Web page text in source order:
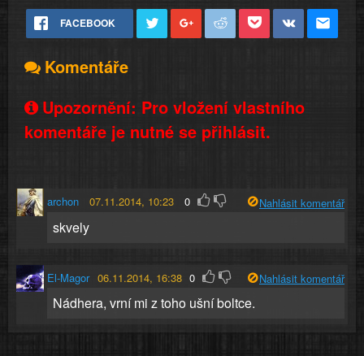
FACEBOOK
Komentáře
Upozornění: Pro vložení vlastního
komentáře je nutné se přihlásit.
archon 07.11.2014, 10:23 0 Nahlásit komentář
skvely
El-Magor 06.11.2014, 16:38 0 Nahlásit komentář
Nádhera, vrní mi z toho ušní boltce.